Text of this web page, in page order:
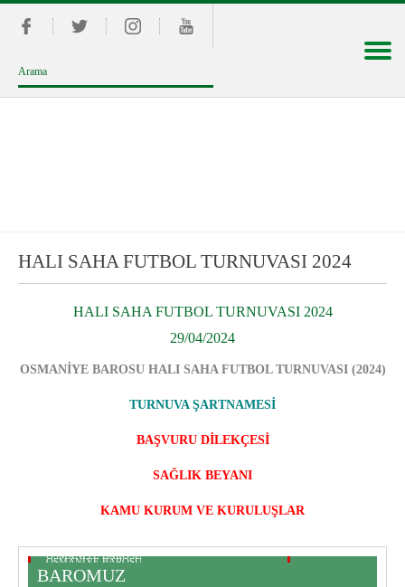
HALI SAHA FUTBOL TURNUVASI 2024
HALI SAHA FUTBOL TURNUVASI 2024
29/04/2024
OSMANİYE BAROSU HALI SAHA FUTBOL TURNUVASI (2024)
TURNUVA ŞARTNAMESİ
BAŞVURU DİLEKÇESİ
SAĞLIK BEYANI
KAMU KURUM VE KURULUŞLAR
OSMANİYE BAROSU
BAROMUZ
OSMANİYE BAROSU
BARO KOMİSYONLARI
BAROMUZ